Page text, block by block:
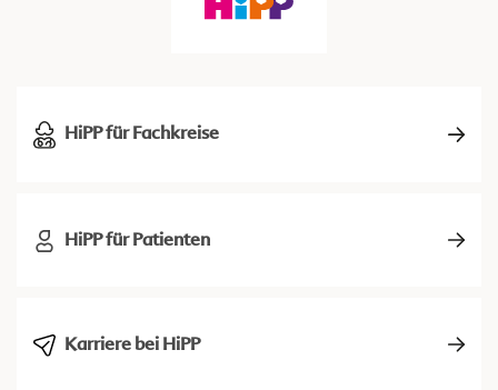
HiPP für Fachkreise
HiPP für Patienten
Karriere bei HiPP